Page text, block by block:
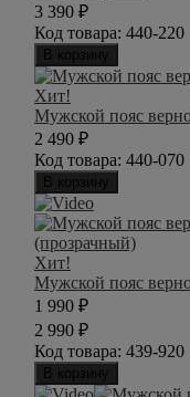
3 390 ₽
Код товара: 440-220
В корзину
Хит!
Мужской пояс
2 490 ₽
Код товара: 440-070
В корзину
Хит!
Мужской пояс
1 990 ₽
2 990 ₽
Код товара: 439-920
В корзину